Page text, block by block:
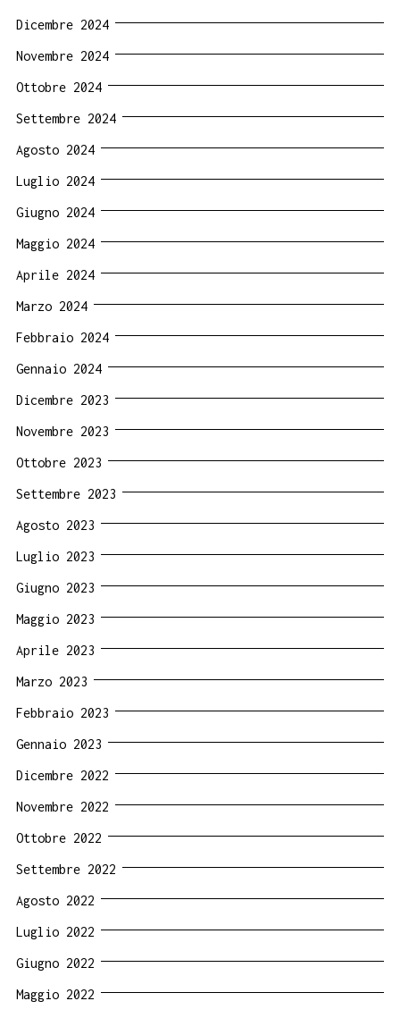
Dicembre 2024
Novembre 2024
Ottobre 2024
Settembre 2024
Agosto 2024
Luglio 2024
Giugno 2024
Maggio 2024
Aprile 2024
Marzo 2024
Febbraio 2024
Gennaio 2024
Dicembre 2023
Novembre 2023
Ottobre 2023
Settembre 2023
Agosto 2023
Luglio 2023
Giugno 2023
Maggio 2023
Aprile 2023
Marzo 2023
Febbraio 2023
Gennaio 2023
Dicembre 2022
Novembre 2022
Ottobre 2022
Settembre 2022
Agosto 2022
Luglio 2022
Giugno 2022
Maggio 2022